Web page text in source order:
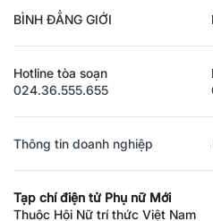
BÌNH ĐẲNG GIỚI
Hotline tòa soạn
024.36.555.655
Thông tin doanh nghiệp
Tạp chí điện tử Phụ nữ Mới
Thuộc Hội Nữ trí thức Việt Nam